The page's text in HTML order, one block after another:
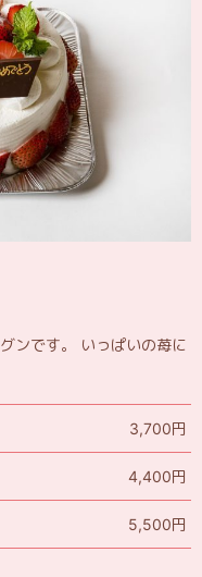
ンです。 いっぱいの苺に
3,700円
4,400円
5,500円